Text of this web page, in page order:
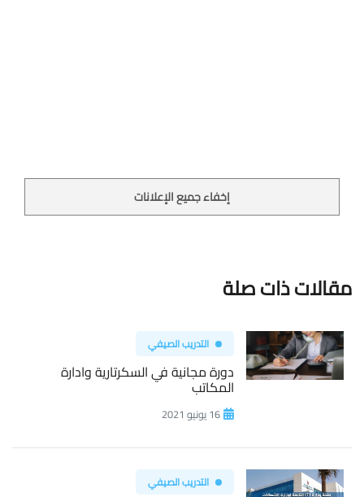
إخفاء جميع الإعلانات
مقالات ذات صلة
التدريب الصيفي
دورة مجانية في السكرتارية وادارة
المكاتب
16 يونيو 2021
التدريب الصيفي